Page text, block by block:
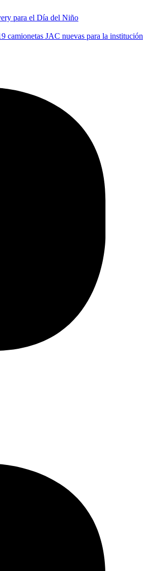
para el Día del Niño
camionetas JAC nuevas para la institución